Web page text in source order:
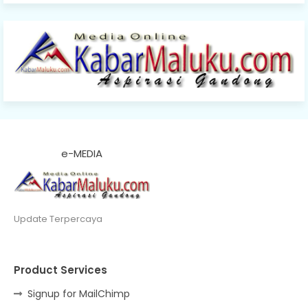
e-MEDIA
Update Terpercaya
Product Services
Signup for MailChimp